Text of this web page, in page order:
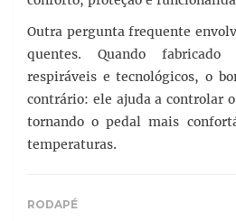
Outra pergunta frequente
quentes. Quando
respiráveis e tecnológicos, o
contrário: ele ajuda a controlar
tornando o pedal mais
temperaturas.
RODAPÉ